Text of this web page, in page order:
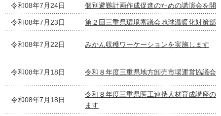
令和08年7月24日 個別避難計画作成促進のための講演会を開
令和08年7月23日 第２回三重県環境審議会地球温暖化対策部
令和08年7月22日 みかん収穫ワーケーションを実施します
令和08年7月18日 令和８年度三重県地方卸売市場運営協議会
令和08年7月18日
令和８年度三重県医工連携人材育成講座の
ます